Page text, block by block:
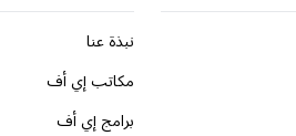
نبذة عنا
مكاتب إي أف
برامج إي أف